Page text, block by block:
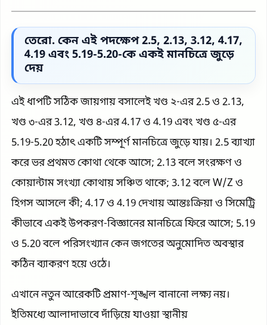
তেরো. কেন এই পদক্ষেপ 2.5, 2.13, 3.12, 4.17,
4.19 এবং 5.19-5.20-কে একই মানচিত্রে জুড়ে
দেয়
এই ধাপটি সঠিক জায়গায় বসালেই খণ্ড ২-এর 2.5 ও 2.13,
খণ্ড ৩-এর 3.12, খণ্ড ৪-এর 4.17 ও 4.19 এবং খণ্ড ৫-এর
5.19-5.20 হঠাৎ একটি সম্পূর্ণ মানচিত্রে জুড়ে যায়। 2.5 ব্যাখ্যা
করে ভর প্রথমত কোথা থেকে আসে; 2.13 বলে সংরক্ষণ ও
কোয়ান্টাম সংখ্যা কোথায় সঞ্চিত থাকে; 3.12 বলে W/Z ও
হিগস আসলে কী; 4.17 ও 4.19 দেখায় আন্তঃক্রিয়া ও সিমেট্রি
কীভাবে একই উপকরণ-বিজ্ঞানের মানচিত্রে ফিরে আসে; 5.19
ও 5.20 বলে পরিসংখ্যান কেন জগতের অনুমোদিত অবস্থার
কঠিন ব্যাকরণ হয়ে ওঠে।
এখানে নতুন আরেকটি প্রমাণ-শৃঙ্খল বানানো লক্ষ্য নয়।
ইতিমধ্যে আলাদাভাবে দাঁড়িয়ে যাওয়া স্থানীয়